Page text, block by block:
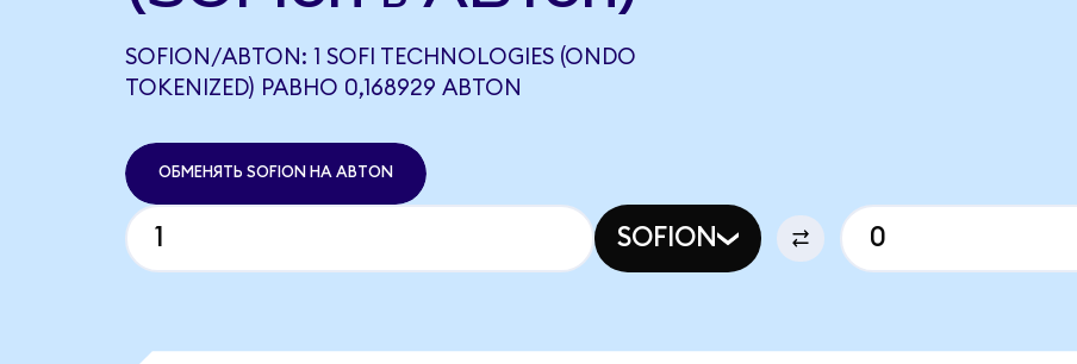
SOFION/ABTON: 1 SOFI TECHNOLOGIES (ONDO
TOKENIZED) РАВНО 0,168929 ABTON
ОБМЕНЯТЬ SOFION НА ABTON
SOFION